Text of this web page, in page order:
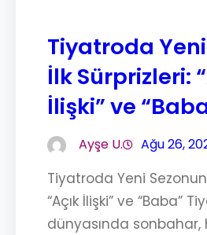
Tiyatroda
İlk Sürprizleri:
İlişki” ve
Ayşe U. Ağu 26,
Tiyatroda Yeni
“Açık İlişki” ve “Baba”
dünyasında